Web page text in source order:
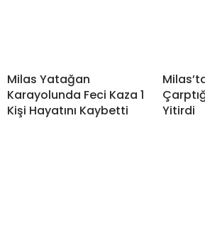
Milas Yatağan
Karayolunda Feci Kaza 1
Kişi Hayatını Kaybetti
Yitirdi